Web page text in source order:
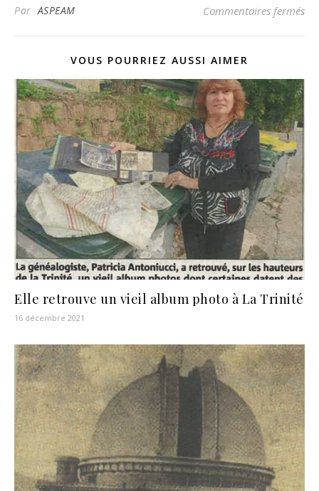
ParASPEAM Commentaires fermés
VOUS POURRIEZ AUSSI AIMER
Elle retrouve un vieil album photo à La Trinité
16 décembre 2021